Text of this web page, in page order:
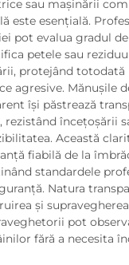
sau mașinării
este esențială.
pot evalua gradul
petele sau
protejând totodată
agresive. Mănușile
își păstrează
rezistând încețoșării
Această
fiabilă de la
standardele
Natura
și
pot
fără a necesita